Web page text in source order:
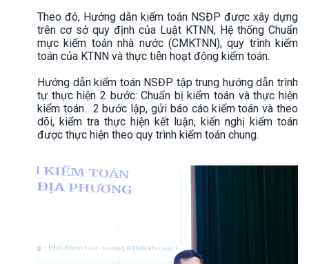
Theo đó, Hướng dẫn kiểm toán NSĐP được xây dựng
trên cơ sở quy định của Luật KTNN, Hệ thống Chuẩn
mực kiểm toán nhà nước (CMKTNN), quy trình kiểm
toán của KTNN và thực tiễn hoạt động kiểm toán.
Hướng dẫn kiểm toán NSĐP tập trung hướng dẫn trình
tự thực hiện 2 bước: Chuẩn bị kiểm toán và thực hiện
kiểm toán. 2 bước lập, gửi báo cáo kiểm toán và theo
dõi, kiểm tra thực hiện kết luận, kiến nghị kiểm toán
được thực hiện theo quy trình kiểm toán chung.